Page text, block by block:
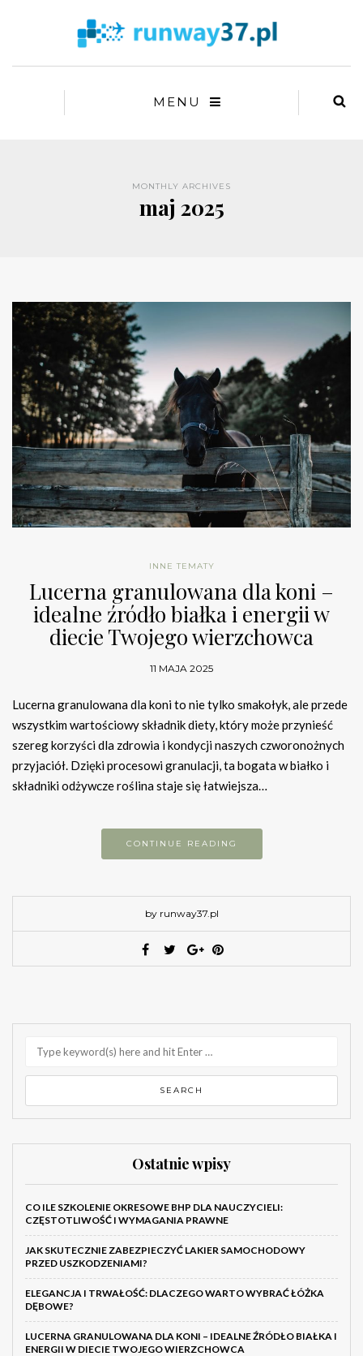
MENU
MONTHLY ARCHIVES
maj 2025
INNE TEMATY
Lucerna granulowana dla koni –
idealne źródło białka i energii w
diecie Twojego wierzchowca
11 MAJA 2025
Lucerna granulowana dla koni to nie tylko smakołyk, ale przede
wszystkim wartościowy składnik diety, który może przynieść
szereg korzyści dla zdrowia i kondycji naszych czworonożnych
przyjaciół. Dzięki procesowi granulacji, ta bogata w białko i
składniki odżywcze roślina staje się łatwiejsza…
CONTINUE READING
by runway37.pl
Ostatnie wpisy
CO ILE SZKOLENIE OKRESOWE BHP DLA NAUCZYCIELI:
CZĘSTOTLIWOŚĆ I WYMAGANIA PRAWNE
JAK SKUTECZNIE ZABEZPIECZYĆ LAKIER SAMOCHODOWY
PRZED USZKODZENIAMI?
ELEGANCJA I TRWAŁOŚĆ: DLACZEGO WARTO WYBRAĆ ŁÓŻKA
DĘBOWE?
LUCERNA GRANULOWANA DLA KONI – IDEALNE ŹRÓDŁO BIAŁKA I
ENERGII W DIECIE TWOJEGO WIERZCHOWCA